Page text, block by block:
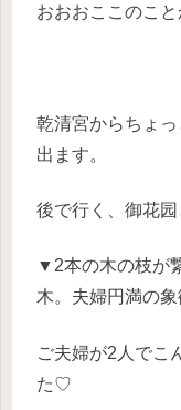
おおおここのこ
乾清宮からちょ
出ます。
後で行く、御花园
▼2本の木の枝が
木。夫婦円満の象
ご夫婦が2人でこ
た♡